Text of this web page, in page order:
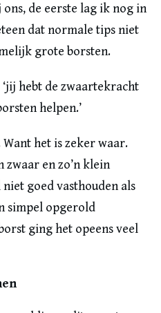
de eerste lag ik nog in
dat normale tips niet
grote borsten.
‘jij hebt de zwaartekracht
helpen.’
het is zeker waar.
en zo’n klein
goed vasthouden als
simpel opgerold
ging het opeens veel